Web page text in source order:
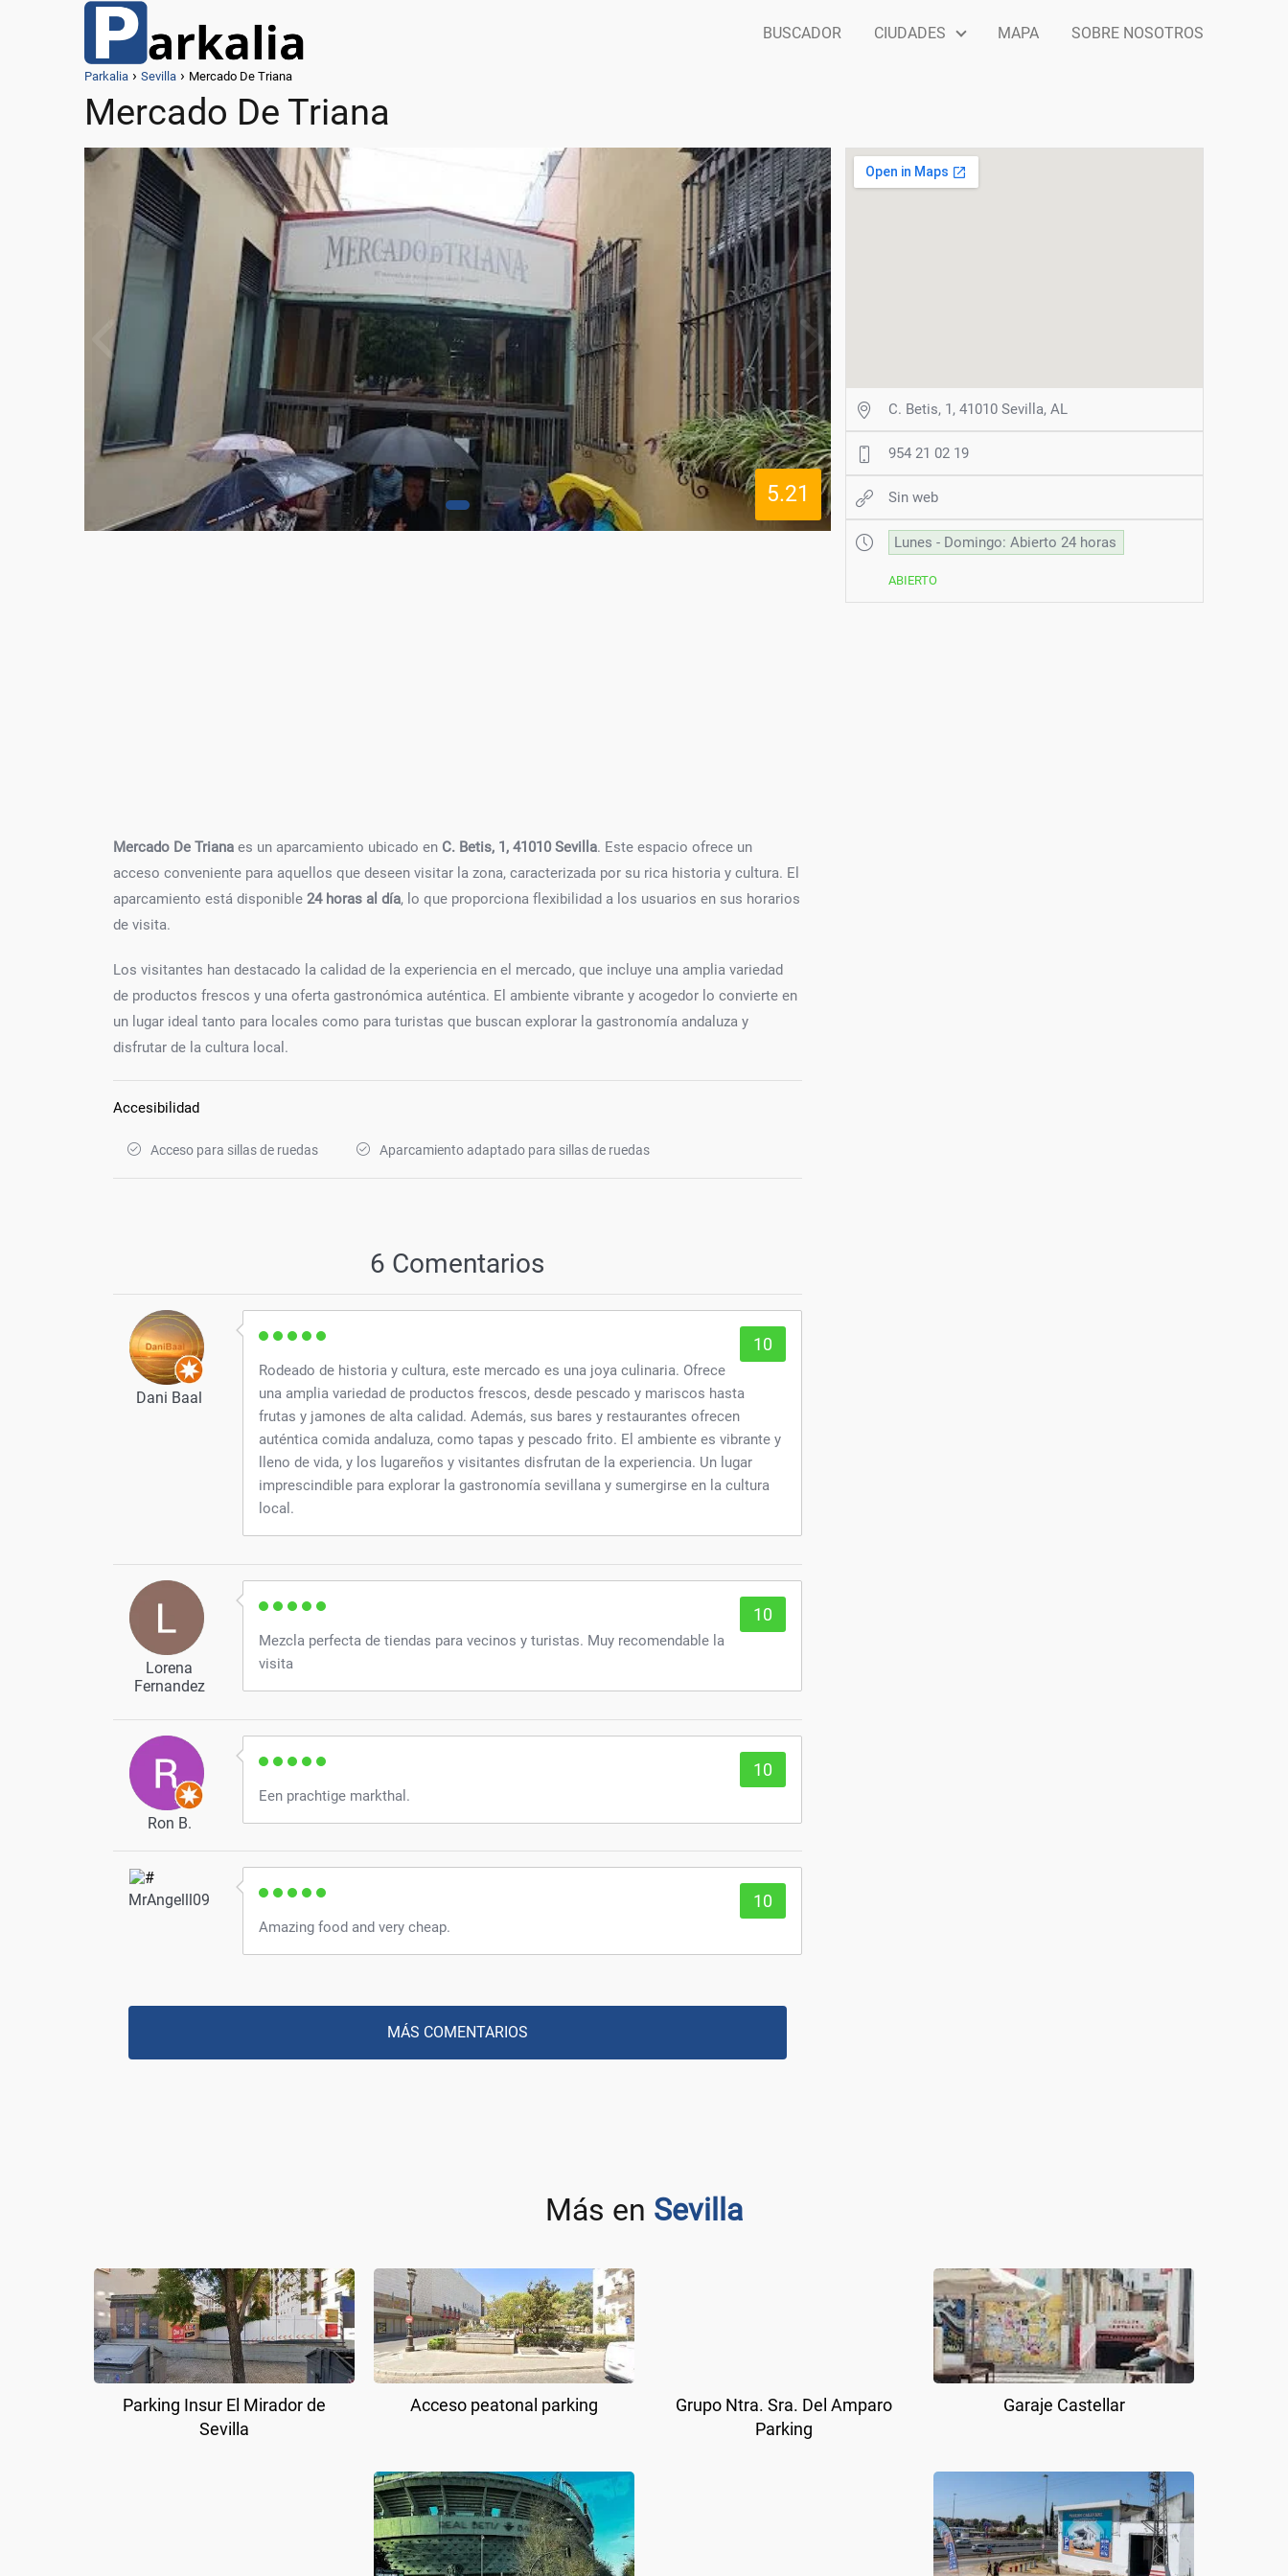
BUSCADOR CIUDADES MAPA SOBRE NOSOTROS
Parkalia Sevilla Mercado De Triana
Mercado De Triana
5.21
Mercado De Triana es un aparcamiento ubicado en C. Betis, 1, 41010 Sevilla. Este espacio ofrece un
acceso conveniente para aquellos que deseen visitar la zona, caracterizada por su rica historia y cultura. El
aparcamiento está disponible 24 horas al día, lo que proporciona flexibilidad a los usuarios en sus horarios
de visita.
Los visitantes han destacado la calidad de la experiencia en el mercado, que incluye una amplia variedad
de productos frescos y una oferta gastronómica auténtica. El ambiente vibrante y acogedor lo convierte en
un lugar ideal tanto para locales como para turistas que buscan explorar la gastronomía andaluza y
disfrutar de la cultura local.
Accesibilidad
Acceso para sillas de ruedas Aparcamiento adaptado para sillas de ruedas
6 Comentarios
Dani Baal
10
Rodeado de historia y cultura, este mercado es una joya culinaria. Ofrece
una amplia variedad de productos frescos, desde pescado y mariscos hasta
frutas y jamones de alta calidad. Además, sus bares y restaurantes ofrecen
auténtica comida andaluza, como tapas y pescado frito. El ambiente es vibrante y
lleno de vida, y los lugareños y visitantes disfrutan de la experiencia. Un lugar
imprescindible para explorar la gastronomía sevillana y sumergirse en la cultura
local.
Lorena
Fernandez
10
Mezcla perfecta de tiendas para vecinos y turistas. Muy recomendable la
visita
Ron B.
10
Een prachtige markthal.
MrAngelll09 10
Amazing food and very cheap.
MÁS COMENTARIOS
C. Betis, 1, 41010 Sevilla, AL
954 21 02 19
Sin web
Lunes - Domingo: Abierto 24 horas
ABIERTO
Más en Sevilla
Parking Insur El Mirador de
Sevilla
Acceso peatonal parking
Grupo Ntra. Sra. Del Amparo
Parking
Garaje Castellar